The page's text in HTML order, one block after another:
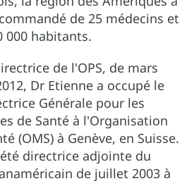
de 25 médecins et
000 habitants.
de l'OPS, de mars
Dr Etienne a occupé le
Générale pour les
de Santé à l'Organisation
(OMS) à Genève, en Suisse.
directrice adjointe du
de juillet 2003 à